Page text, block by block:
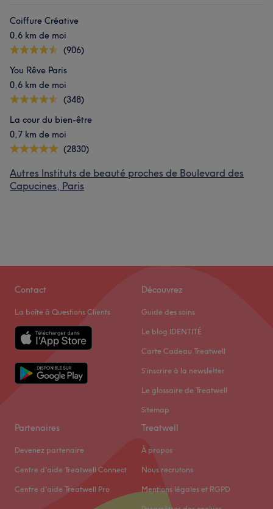
Coiffure Créative
0,6 km de moi
(906)
You Rêve Paris
0,6 km de moi
(348)
La cour du bien-être
0,7 km de moi
(2830)
Autres Instituts de beauté proches de Boulevard des
Capucines, Paris
Contact
La boîte à Questions Clients
Découvrez
Guide des soins
Le blog IDENTITÉ
Carte Cadeau Treatwell
S'inscrire à la newsletter
Le glossaire de Treatwell
Sitemap
Partenaires
Devenez partenaire
Centre d'aide Treatwell Connect
Centre d'aide Treatwell Pro
Treatwell
À propos
Nous recrutons
Mentions légales et RGPD